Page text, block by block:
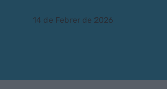
14 de Febrer de 2026